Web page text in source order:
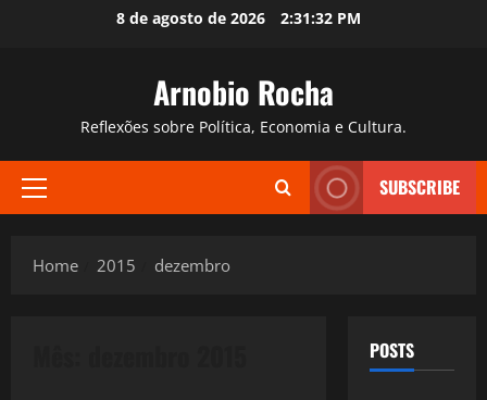
8 de agosto de 2026 2:31:33 PM
Arnobio Rocha
Reflexões sobre Política, Economia e Cultura.
Primary
SUBSCRIBE
Home 2015 dezembro
POSTS